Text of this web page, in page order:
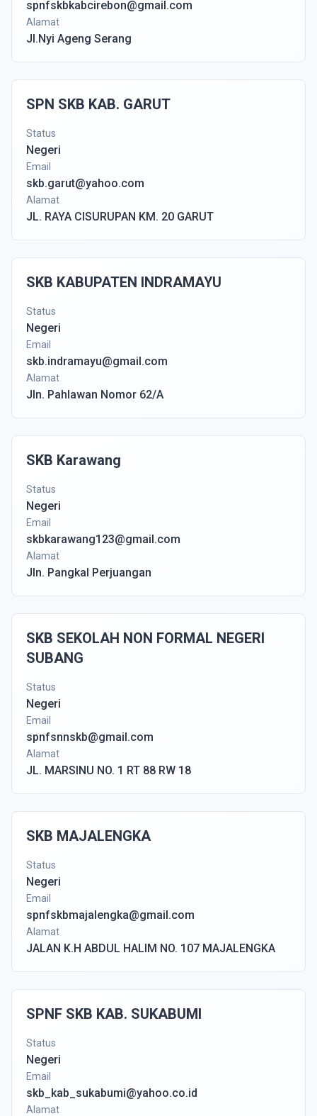
spnfskbkabcirebon@gmail.com
Alamat
Jl.Nyi Ageng Serang
SPN SKB KAB. GARUT
Status
Negeri
Email
skb.garut@yahoo.com
Alamat
JL. RAYA CISURUPAN KM. 20 GARUT
SKB KABUPATEN INDRAMAYU
Status
Negeri
Email
skb.indramayu@gmail.com
Alamat
Jln. Pahlawan Nomor 62/A
SKB Karawang
Status
Negeri
Email
skbkarawang123@gmail.com
Alamat
Jln. Pangkal Perjuangan
SKB SEKOLAH NON FORMAL NEGERI
SUBANG
Status
Negeri
Email
spnfsnnskb@gmail.com
Alamat
JL. MARSINU NO. 1 RT 88 RW 18
SKB MAJALENGKA
Status
Negeri
Email
spnfskbmajalengka@gmail.com
Alamat
JALAN K.H ABDUL HALIM NO. 107 MAJALENGKA
SPNF SKB KAB. SUKABUMI
Status
Negeri
Email
skb_kab_sukabumi@yahoo.co.id
Alamat